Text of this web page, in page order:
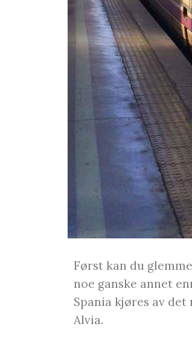
Først kan du
noe ganske annet
Spania kjøres av det
Alvia.